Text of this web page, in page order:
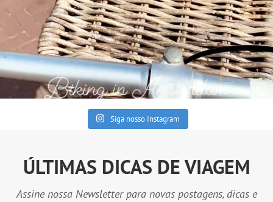
Siga nosso Instagram
ÚLTIMAS DICAS DE VIAGEM
Assine nossa Newsletter para novas postagens, dicas e